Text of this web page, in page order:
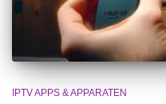
IPTV APPS & APPARATEN